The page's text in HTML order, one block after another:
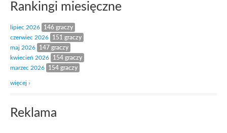
Rankingi miesięczne
lipiec 2026
146 graczy
czerwiec 2026
151 graczy
maj 2026
147 graczy
kwiecień 2026
154 graczy
marzec 2026
154 graczy
więcej ›
Reklama